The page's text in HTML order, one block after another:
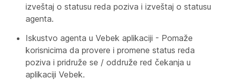
izveštaj o statusu reda poziva i izveštaj o statusu
agenta.
Iskustvo agenta u Vebek aplikaciji - Pomaže
korisnicima da provere i promene status reda
poziva i pridruže se / oddruže red čekanja u
aplikaciji Vebek.